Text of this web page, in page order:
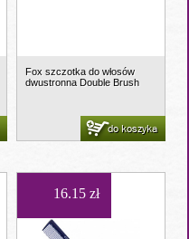
Fox szczotka do włosów
dwustronna Double Brush
do koszyka
16.15 zł